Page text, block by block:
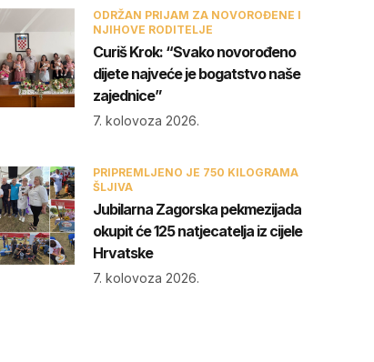
ODRŽAN PRIJAM ZA NOVOROĐENE I
NJIHOVE RODITELJE
Curiš Krok: “Svako novorođeno
dijete najveće je bogatstvo naše
zajednice”
7. kolovoza 2026.
PRIPREMLJENO JE 750 KILOGRAMA
ŠLJIVA
Jubilarna Zagorska pekmezijada
okupit će 125 natjecatelja iz cijele
Hrvatske
7. kolovoza 2026.